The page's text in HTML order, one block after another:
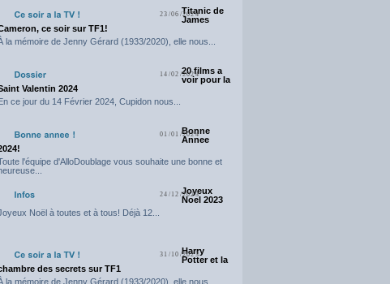
23/06/2024Titanic de
James
ce soir sur TF1!
la mémoire de Jenny Gérard (1933/2020), elle nous...
14/02/202420 films a
voir pour la
Valentin 2024
ce jour du 14 Février 2024, Cupidon nous...
01/01/2024
Bonne
Annee
l'équipe d'AlloDoublage vous souhaite une bonne et
24/12/2023
Joyeux
Noel 2023
Noël à toutes et à tous! Déjà 12...
31/10/2023
Harry
Potter et la
des secrets sur TF1
la mémoire de Jenny Gérard (1933/2020), elle nous...